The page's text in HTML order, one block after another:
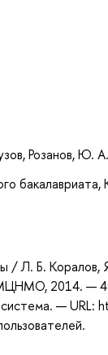
Розанов, Ю.
Л. Б. Коралов,
МЦНМО, 2014. —
—